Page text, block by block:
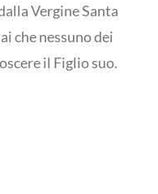
Vergine Santa
che nessuno dei
il Figlio suo.